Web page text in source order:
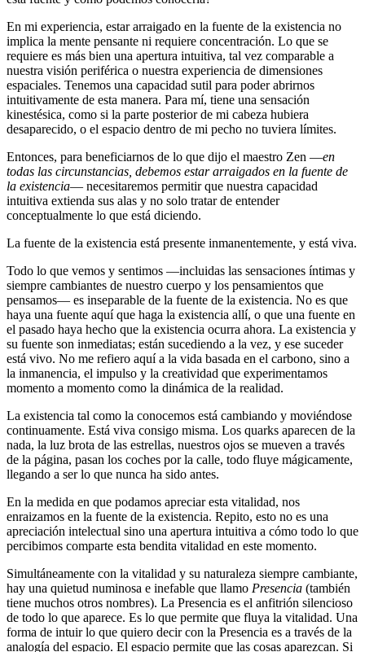
En mi experiencia, estar arraigado en la fuente de la existencia no
implica la mente pensante ni requiere concentración. Lo que se
requiere es más bien una apertura intuitiva, tal vez comparable a
nuestra visión periférica o nuestra experiencia de dimensiones
espaciales. Tenemos una capacidad sutil para poder abrirnos
intuitivamente de esta manera. Para mí, tiene una sensación
kinestésica, como si la parte posterior de mi cabeza hubiera
desaparecido, o el espacio dentro de mi pecho no tuviera límites.
Entonces, para beneficiarnos de lo que dijo el maestro Zen ―en
todas las circunstancias, debemos estar arraigados en la fuente de
la existencia― necesitaremos permitir que nuestra capacidad
intuitiva extienda sus alas y no solo tratar de entender
conceptualmente lo que está diciendo.
La fuente de la existencia está presente inmanentemente, y está viva.
Todo lo que vemos y sentimos ―incluidas las sensaciones íntimas y
siempre cambiantes de nuestro cuerpo y los pensamientos que
pensamos― es inseparable de la fuente de la existencia. No es que
haya una fuente aquí que haga la existencia allí, o que una fuente en
el pasado haya hecho que la existencia ocurra ahora. La existencia y
su fuente son inmediatas; están sucediendo a la vez, y ese suceder
está vivo. No me refiero aquí a la vida basada en el carbono, sino a
la inmanencia, el impulso y la creatividad que experimentamos
momento a momento como la dinámica de la realidad.
La existencia tal como la conocemos está cambiando y moviéndose
continuamente. Está viva consigo misma. Los quarks aparecen de la
nada, la luz brota de las estrellas, nuestros ojos se mueven a través
de la página, pasan los coches por la calle, todo fluye mágicamente,
llegando a ser lo que nunca ha sido antes.
En la medida en que podamos apreciar esta vitalidad, nos
enraizamos en la fuente de la existencia. Repito, esto no es una
apreciación intelectual sino una apertura intuitiva a cómo todo lo que
percibimos comparte esta bendita vitalidad en este momento.
Simultáneamente con la vitalidad y su naturaleza siempre cambiante,
hay una quietud numinosa e inefable que llamo Presencia (también
tiene muchos otros nombres). La Presencia es el anfitrión silencioso
de todo lo que aparece. Es lo que permite que fluya la vitalidad. Una
forma de intuir lo que quiero decir con la Presencia es a través de la
analogía del espacio. El espacio permite que las cosas aparezcan. Si